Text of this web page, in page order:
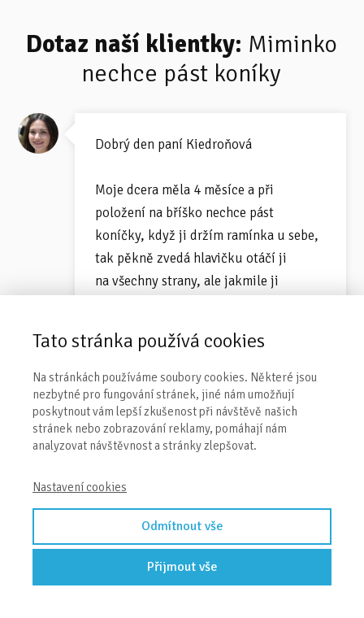
Dotaz naší klientky: Miminko
nechce pást koníky
Dobrý den paní Kiedroňová
Moje dcera měla 4 měsíce a při
položení na bříško nechce pást
koníčky, když ji držím ramínka u sebe,
tak pěkně zvedá hlavičku otáčí ji
na všechny strany, ale jakmile ji
zadeček a jakoby začne plavat a točit
se dokola. Teď byla 14 dnů nemocná,
tak jsme koníčky netrénovali, předtím
je pásla hezky, je možné že to po dobu
nemoci, kdy jsme koníčky netrénovali
Když ji včera doktorka na 4 měsíční
kontrole zatáhla v pozici na zádech
za ruce, tak neměla snahu zvednout
hlavičku. Téměř od narození ji nosím
Tato stránka používá cookies
Na stránkách používáme soubory cookies. Některé jsou
nezbytné pro fungování stránek, jiné nám umožňují
poskytnout vám lepší zkušenost při návštěvě našich
stránek nebo zobrazování reklamy, pomáhají nám
analyzovat návštěvnost a stránky zlepšovat.
Nastavení cookies
Odmítnout vše
Přijmout vše